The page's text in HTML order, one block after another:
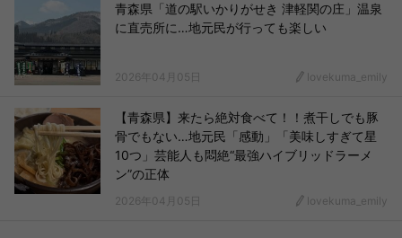
青森県「道の駅いかりがせき 津軽関の庄」温泉
に直売所に…地元民が行っても楽しい
2026年04月05日 lovekuma_emily
【青森県】来たら絶対食べて！！煮干しでも豚
骨でもない…地元民「感動」「美味しすぎて星
10つ」芸能人も悶絶“最強ハイブリッドラーメ
ン”の正体
2026年04月05日 lovekuma_emily